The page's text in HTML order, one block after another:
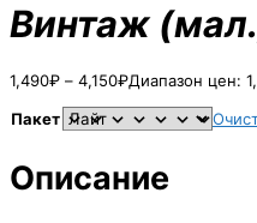
Винтаж
1,490₽ – 4,150₽Диапазон цен:
Пакет
Описание